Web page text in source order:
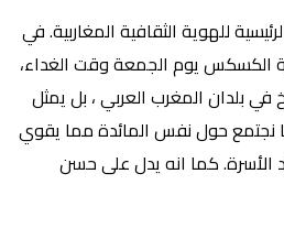
للهوية الثقافية المغاربية. في
الكسكس يوم الجمعة وقت الغداء،
في بلدان المغرب العربي ، بل يمثل
نجتمع حول نفس المائدة مما يقوي
الأسرة. كما انه يدل على حسن